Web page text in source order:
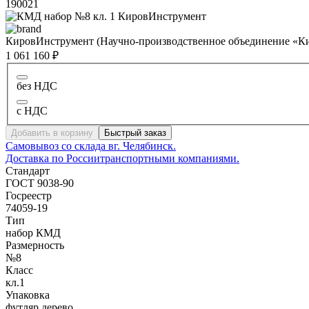
190021
КировИнструмент (Научно-производственное объединение
1 061 160 ₽
без НДС
с НДС
Добавить в корзину Быстрый заказ
Самовывоз со склада вг. Челябинск.
Доставка по Россиитранспортными компаниями.
Стандарт
ГОСТ 9038-90
Госреестр
74059-19
Тип
набор КМД
Размерность
№8
Класс
кл.1
Упаковка